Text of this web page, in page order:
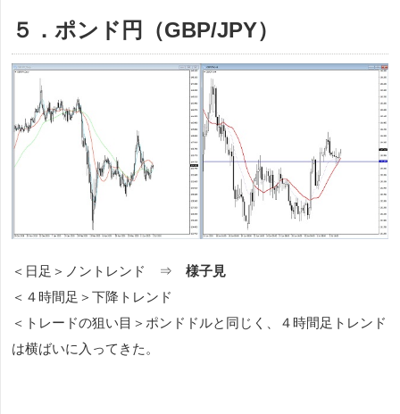
５．ポンド円（GBP/JPY）
＜日足＞ノントレンド ⇒ 様子見
＜４時間足＞下降トレンド
＜トレードの狙い目＞ポンドドルと同じく、４時間足トレンド
は横ばいに入ってきた。